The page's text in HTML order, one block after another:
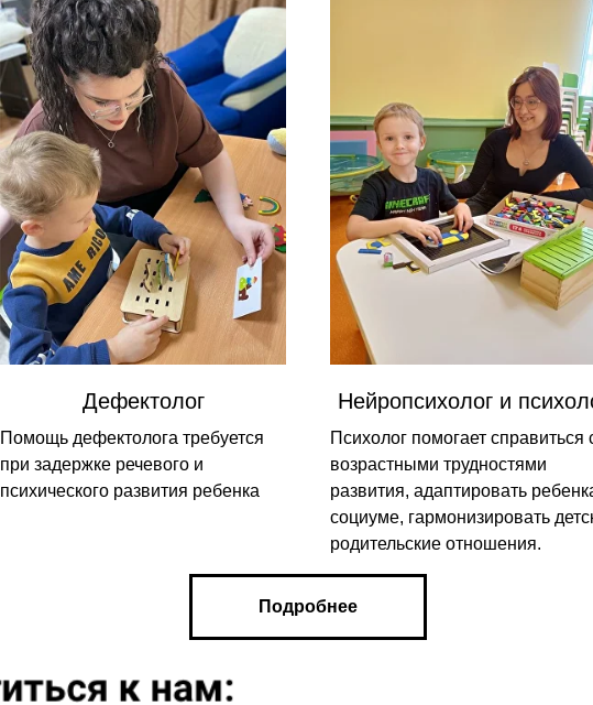
Дефектолог
Помощь дефектолога требуется
при задержке речевого и
психического развития ребенка
Нейропсихолог и
Психолог помогает справиться
возрастными трудностями
развития, адаптировать
социуме, гармонизировать
родительские отношения.
Подробнее